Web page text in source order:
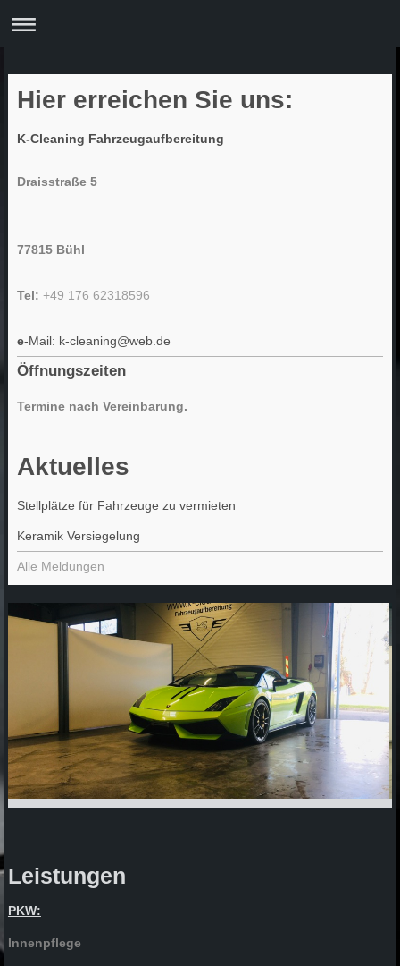
Hier erreichen Sie uns:
K-Cleaning Fahrzeugaufbereitung
Draisstraße 5
77815 Bühl
Tel: +49 176 62318596
e-Mail: k-cleaning@web.de
Öffnungszeiten
Termine nach Vereinbarung.
Aktuelles
Stellplätze für Fahrzeuge zu vermieten
Keramik Versiegelung
Alle Meldungen
Leistungen
PKW:
Innenpflege